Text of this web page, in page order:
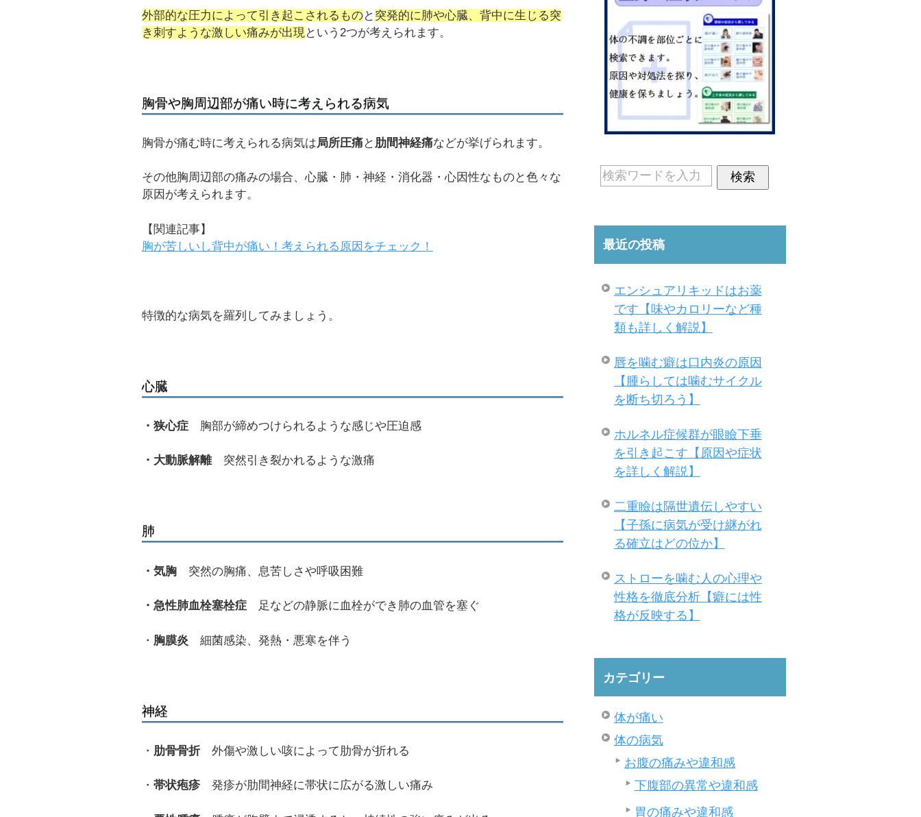
外部的な圧力によって引き起こされるものと 突発的に肺や心臓、背中に生じる突
き刺すような激しい痛みが出現 という2つが考えられます。
胸骨や胸周辺部が痛い時に考えられる病気
胸骨が痛む時に考えられる病気は局所圧痛と 肋間神経痛などが挙げられます。
その他胸周辺部の痛みの場合、心臓・肺・神経・消化器・心因性なものと色々な
原因が考えられます。
【関連記事】
胸が苦しいし背中が痛い！考えられる原因をチェック！
特徴的な病気を羅列してみましょう。
心臓
・狭心症 胸部が締めつけられるような感じや圧迫感
・大動脈解離突然引き裂かれるような激痛
肺
・気胸 突然の胸痛、息苦しさや呼吸困難
・急性肺血栓塞栓症 足などの静脈に血栓ができ肺の血管を塞ぐ
・ 胸膜炎 細菌感染、発熱・悪寒を伴う
神経
・ 肋骨骨折 外傷や激しい咳によって肋骨が折れる
・ 帯状疱疹発疹が肋間神経に帯状に広がる激しい痛み
最近の投稿
エンシュアリキッドはお薬
です【味やカロリーなど種
類も詳しく解説】
唇を噛む癖は口内炎の原因
【腫らしては噛むサイクル
を断ち切ろう】
ホルネル症候群が眼瞼下垂
を引き起こす【原因や症状
を詳しく解説】
二重瞼は隔世遺伝しやすい
【子孫に病気が受け継がれ
る確立はどの位か】
ストローを噛む人の心理や
性格を徹底分析【癖には性
格が反映する】
カテゴリー
体が痛い
体の病気
お腹の痛みや違和感
下腹部の異常や違和感
胃の痛みや違和感